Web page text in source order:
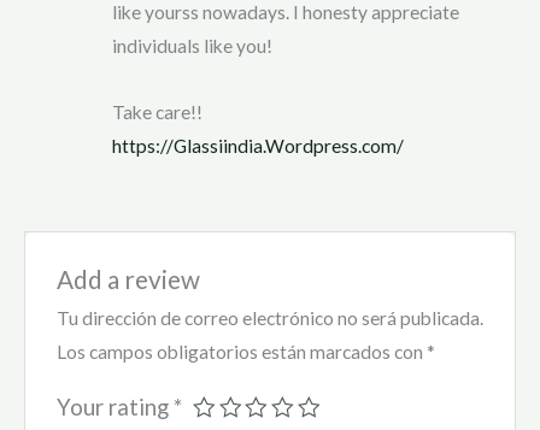
like yourss nowadays. I honesty appreciate
individuals like you!
Take care!!
https://Glassiindia.Wordpress.com/
Add a review
Tu dirección de correo electrónico no será publicada.
Los campos obligatorios están marcados con *
Your rating *